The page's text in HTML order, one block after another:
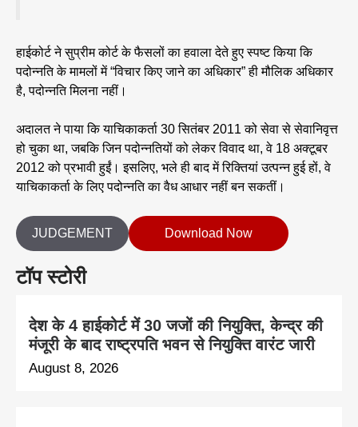
टॉप स्टोरी
देश के 4 हाईकोर्ट में 30 जजों की नियुक्ति, केन्द्र की
मंजूरी के बाद राष्ट्रपति भवन से नियुक्ति वारंट जारी
August 8, 2026
हाईकोर्ट ने सुप्रीम कोर्ट के फैसलों का हवाला देते हुए स्पष्ट किया कि
पदोन्नति के मामलों में “विचार किए जाने का अधिकार” ही मौलिक अधिकार
है, पदोन्नति मिलना नहीं।
अदालत ने पाया कि याचिकाकर्ता 30 सितंबर 2011 को सेवा से सेवानिवृत्त
हो चुका था, जबकि जिन पदोन्नतियों को लेकर विवाद था, वे 18 अक्टूबर
2012 को प्रभावी हुईं। इसलिए, भले ही बाद में रिक्तियां उत्पन्न हुई हों, वे
याचिकाकर्ता के लिए पदोन्नति का वैध आधार नहीं बन सकतीं।
JUDGEMENT Download Now